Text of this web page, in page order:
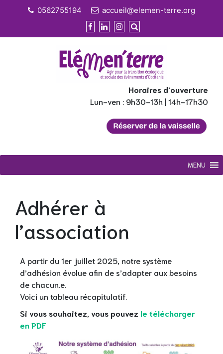
0562755194 accueil@elemen-terre.org
Horaires d’ouverture
Lun-ven : 9h30-13h | 14h-17h30
MENU
Adhérer à
l’association
A partir du 1er juillet 2025, notre système
d’adhésion évolue afin de s’adapter aux besoins
de chacun.e.
Voici un tableau récapitulatif.
Si vous souhaitez, vous pouvez le télécharger
en PDF